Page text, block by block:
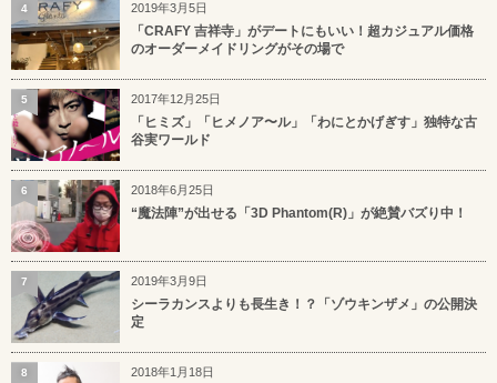
2019年3月5日
「CRAFY 吉祥寺」がデートにもいい！超カジュアル価格
のオーダーメイドリングがその場で
4
2017年12月25日
「ヒミズ」「ヒメノア〜ル」「わにとかげぎす」独特な古
谷実ワールド
5
2018年6月25日
“魔法陣”が出せる「3D Phantom(R)」が絶賛バズり中！
6
2019年3月9日
シーラカンスよりも長生き！？「ゾウキンザメ」の公開決
定
7
2018年1月18日
8